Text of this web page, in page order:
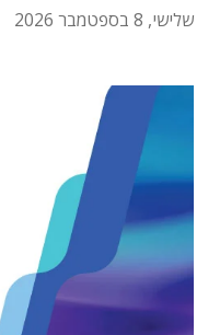
שלישי, 8 בספטמבר 2026